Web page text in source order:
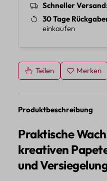
Schneller Versand
30 Tage
einkaufen
Teilen Merken
Produktbeschreibung
Praktische
kreativen
und